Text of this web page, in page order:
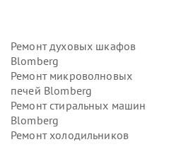
Ремонт духовых шкафов
Blomberg
Ремонт микроволновых
печей Blomberg
Ремонт стиральных машин
Blomberg
Ремонт холодильников